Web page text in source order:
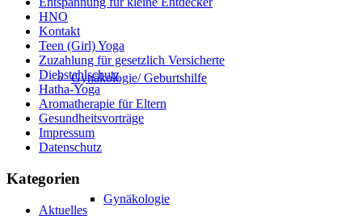
Gynäkologie/ Geburtshilfe
Gynäkologie
HNO
Kontakt
Teen (Girl) Yoga
Zuzahlung für gesetzlich Versicherte
Diebstahlschutz
Hatha-Yoga
Aromatherapie für Eltern
Gesundheitsvorträge
Impressum
Datenschutz
Kategorien
Aktuelles